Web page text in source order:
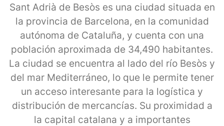
Sant Adrià de Besòs es una ciudad situada en
la provincia de Barcelona, en la comunidad
autónoma de Cataluña, y cuenta con una
población aproximada de 34,490 habitantes.
La ciudad se encuentra al lado del río Besòs y
del mar Mediterráneo, lo que le permite tener
un acceso interesante para la logística y
distribución de mercancías. Su proximidad a
la capital catalana y a importantes